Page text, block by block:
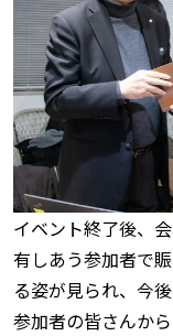
イベント終了後、
有しあう参加者で
る姿が見られ、今
参加者の皆さんか